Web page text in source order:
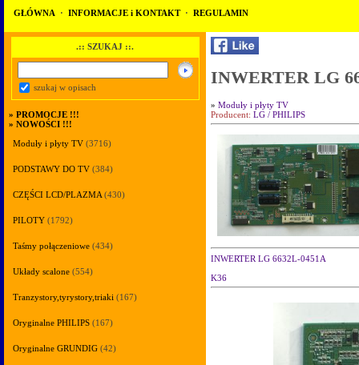
GŁÓWNA · INFORMACJE i KONTAKT · REGULAMIN
.:: SZUKAJ ::.
szukaj w opisach
» PROMOCJE !!!
» NOWOŚCI !!!
Moduły i płyty TV (3716)
PODSTAWY DO TV (384)
CZĘŚCI LCD/PLAZMA (430)
PILOTY (1792)
Taśmy połączeniowe (434)
Układy scalone (554)
Tranzystory,tyrystory,triaki (167)
Oryginalne PHILIPS (167)
Oryginalne GRUNDIG (42)
INWERTER LG
» Moduły i płyty TV
Producent: LG / PHILIPS
INWERTER LG 6632L-0451A
K36